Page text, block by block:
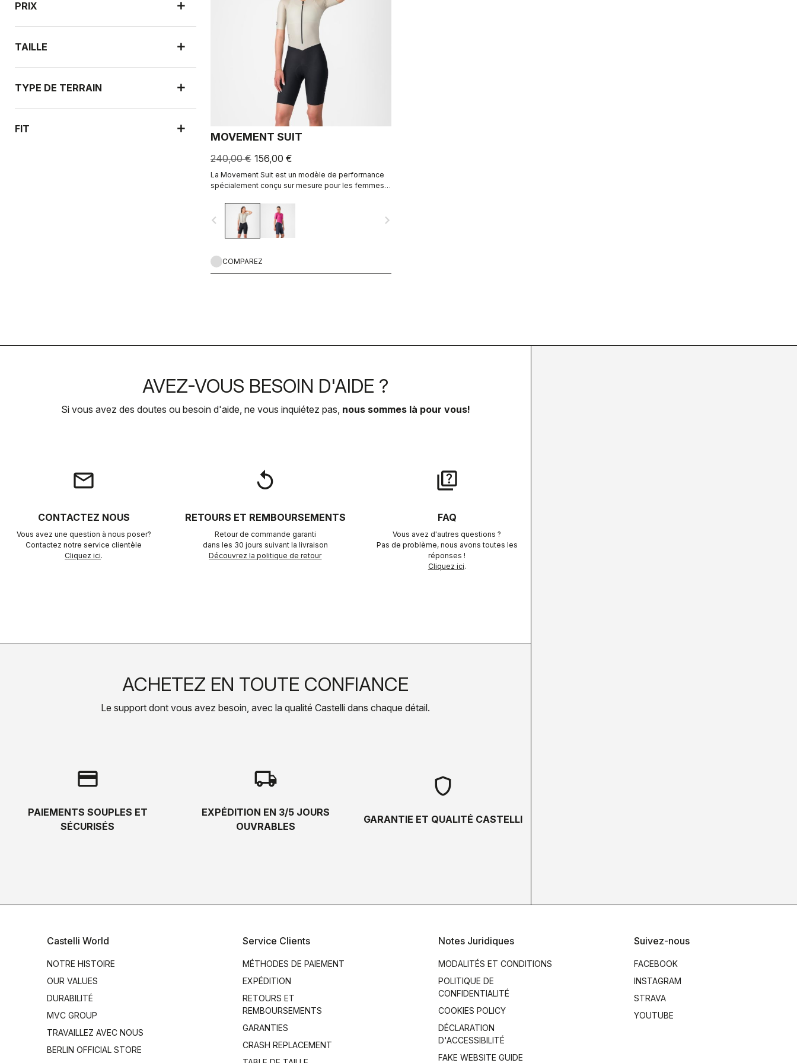
PRIX
TAILLE
TYPE DE TERRAIN
FIT
MOVEMENT SUIT
240,00 € 156,00 €
La Movement Suit est un modèle de performance
spécialement conçu sur mesure pour les femmes
navigate_before navigate_next
COMPAREZ
AVEZ-VOUS BESOIN D'AIDE ?
Si vous avez des doutes ou besoin d'aide, ne vous inquiétez pas, nous sommes là pour vous!
email
CONTACTEZ NOUS
Vous avez une question à nous poser?
Contactez notre service clientèle
Cliquez ici.
replay
RETOURS ET REMBOURSEMENTS
Retour de commande garanti
dans les 30 jours suivant la livraison
Découvrez la politique de retour
quiz
FAQ
Vous avez d'autres questions ?
Pas de problème, nous avons toutes les
réponses !
Cliquez ici.
ACHETEZ EN TOUTE CONFIANCE
Le support dont vous avez besoin, avec la qualité Castelli dans chaque détail.
credit_card
PAIEMENTS SOUPLES ET
SÉCURISÉS
local_shipping
EXPÉDITION EN 3/5 JOURS
OUVRABLES
shield
GARANTIE ET QUALITÉ CASTELLI
Castelli World
NOTRE HISTOIRE
OUR VALUES
DURABILITÉ
MVC GROUP
TRAVAILLEZ AVEC NOUS
BERLIN OFFICIAL STORE
Service Clients
MÉTHODES DE PAIEMENT
EXPÉDITION
RETOURS ET
REMBOURSEMENTS
GARANTIES
CRASH REPLACEMENT
Notes Juridiques
MODALITÉS ET CONDITIONS
POLITIQUE DE
CONFIDENTIALITÉ
COOKIES POLICY
DÉCLARATION
D'ACCESSIBILITÉ
FAKE WEBSITE GUIDE
Suivez-nous
FACEBOOK
INSTAGRAM
STRAVA
YOUTUBE